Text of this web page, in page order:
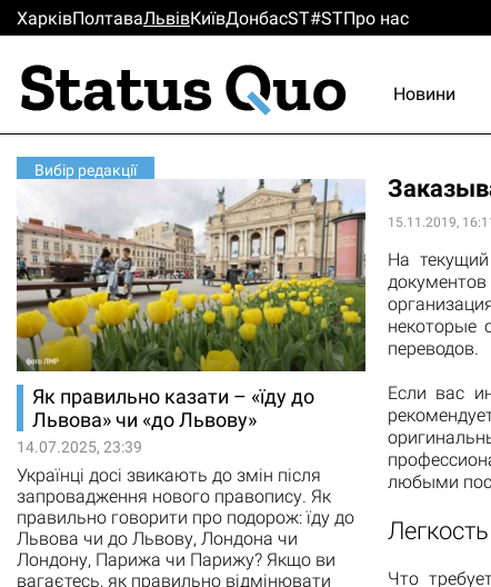
ХарківПолтаваЛьвiвКиïвДонбасST#STПро нас
Новини
Вибір редакції
Як правильно казати – «їду до
Львова» чи «до Львову»
14.07.2025, 23:39
Українці досі звикають до змін після
запровадження нового правопису. Як
правильно говорити про подорож: їду до
Львова чи до Львову, Лондона чи
Лондону, Парижа чи Парижу? Якщо ви
вагаєтесь, як правильно відмінювати
15.11.2019,
На
некоторые
переводов.
Если вас
любыми
Что